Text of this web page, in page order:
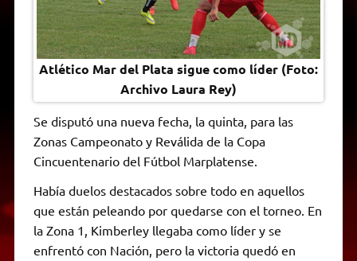
Atlético Mar del Plata sigue como líder (Foto:
Archivo Laura Rey)
Se disputó una nueva fecha, la quinta, para las
Zonas Campeonato y Reválida de la Copa
Cincuentenario del Fútbol Marplatense.
Había duelos destacados sobre todo en aquellos
que están peleando por quedarse con el torneo. En
la Zona 1, Kimberley llegaba como líder y se
enfrentó con Nación, pero la victoria quedó en